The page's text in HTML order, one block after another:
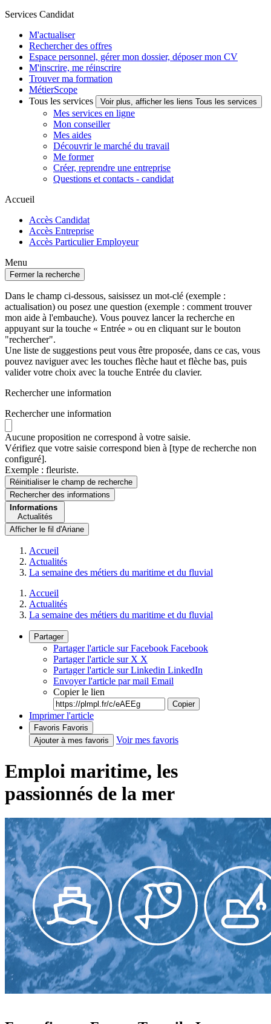
Services Candidat
M'actualiser
Rechercher des offres
Espace personnel, gérer mon dossier, déposer mon CV
M'inscrire, me réinscrire
Trouver ma formation
MétierScope
Tous les services
Voir plus, afficher les liens Tous les services
Mes services en ligne
Mon conseiller
Mes aides
Découvrir le marché du travail
Me former
Créer, reprendre une entreprise
Questions et contacts - candidat
Accueil
Accès Candidat
Accès Entreprise
Accès Particulier Employeur
Menu
Fermer la recherche
Dans le champ ci-dessous, saisissez un mot-clé (exemple :
actualisation) ou posez une question (exemple : comment trouver
mon aide à l'embauche). Vous pouvez lancer la recherche en
appuyant sur la touche « Entrée » ou en cliquant sur le bouton
"rechercher".
Une liste de suggestions peut vous être proposée, dans ce cas, vous
pouvez naviguer avec les touches flèche haut et flèche bas, puis
valider votre choix avec la touche Entrée du clavier.
Rechercher une information
Rechercher une information
Aucune proposition ne correspond à votre saisie.
Vérifiez que votre saisie correspond bien à [type de recherche non
configuré].
Exemple : fleuriste.
Réinitialiser le champ de recherche
Rechercherdes informations
Informations
Actualités
Afficher le fil d'Ariane
Accueil
Actualités
La semaine des métiers du maritime et du fluvial
Accueil
Actualités
La semaine des métiers du maritime et du fluvial
Partager
Partager l'article sur Facebook Facebook
Partager l'article sur X X
Partager l'article sur Linkedin LinkedIn
Envoyer l'article par mail Email
Copier le lien
Copier
Imprimer l'article
Favoris Favoris
Ajouter à mes favoris
Voir mes favoris
Emploi maritime, les
passionnés de la mer